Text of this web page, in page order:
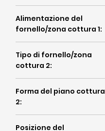
Alimentazione del
fornello/zona cottura 1:
Tipo di fornello/zona
cottura 2:
Forma del piano cottura
2:
Posizione del